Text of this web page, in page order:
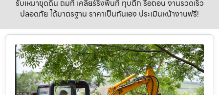
รับเหมาขุดดิน ถมที่ เคลียร์ริ่งพื้นที่ ทุบตึก รื้อถอน งานรวดเร็ว
ปลอดภัย ได้มาตรฐาน ราคาเป็นกันเอง ประเมินหน้างานฟรี!